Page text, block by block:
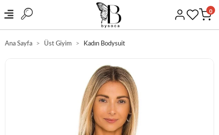
0
Ana Sayfa Üst Giyim Kadın Bodysuit